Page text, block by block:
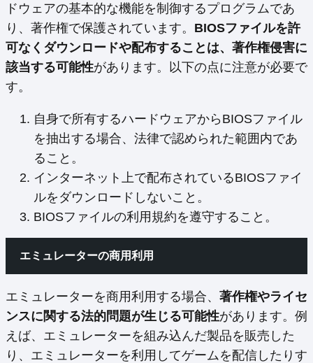
ドウェアの基本的な機能を制御するプログラムであ
り、著作権で保護されています。 BIOSファイルを許
可なくダウンロードや配布することは、著作権侵害に
該当する可能性があります。以下の点に注意が必要で
す。
自身で所有するハードウェアからBIOSファイル
を抽出する場合、法律で認められた範囲内であ
ること。
インターネット上で配布されているBIOSファイ
ルをダウンロードしないこと。
BIOSファイルの利用規約を遵守すること。
エミュレーターの商用利用
エミュレーターを商用利用する場合、 著作権やライセ
ンスに関する法的問題が生じる可能性があります。例
えば、エミュレーターを組み込んだ製品を販売した
り、エミュレーターを利用してゲームを配信したりす